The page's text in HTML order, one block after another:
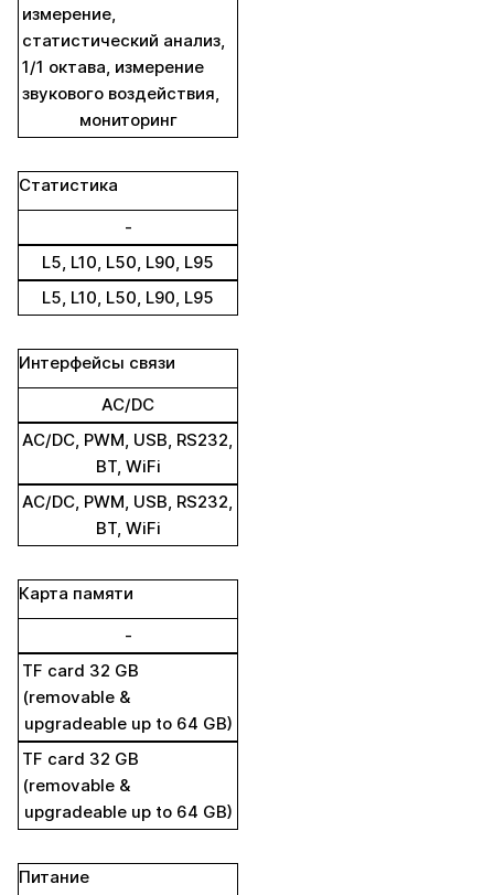
измерение,
статистический анализ,
1/1 октава, измерение
звукового воздействия,
мониторинг
Статистика
-
L5, L10, L50, L90, L95
L5, L10, L50, L90, L95
Интерфейсы связи
AC/DC
AC/DC, PWM, USB, RS232,
BT, WiFi
AC/DC, PWM, USB, RS232,
BT, WiFi
Карта памяти
-
TF card 32 GB
(removable &
upgradeable up to 64 GB)
TF card 32 GB
(removable &
upgradeable up to 64 GB)
Питание